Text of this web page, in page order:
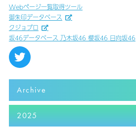
Webページ一覧取得ツール
御朱印データベース
クジョブロ
坂46データベース 乃木坂46 櫻坂46 日向坂46
Archive
2025